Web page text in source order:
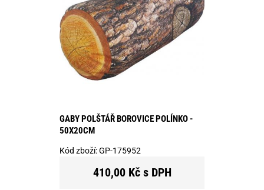
GABY POLŠTÁŘ BOROVICE POLÍNKO -
50X20CM
Kód zboží:GP-175952
410,00 Kč s DPH